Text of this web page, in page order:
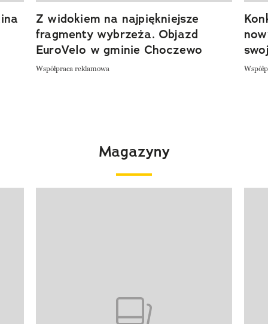
Z widokiem na najpiękniejsze
fragmenty wybrzeża. Objazd
EuroVelo w gminie Choczewo
Współpraca reklamowa
Magazyny